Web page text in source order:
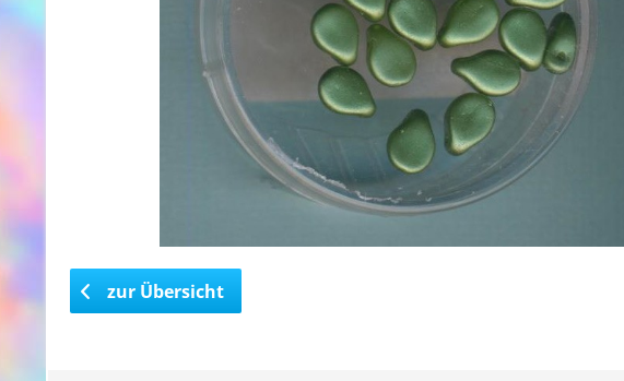
zur Übersicht